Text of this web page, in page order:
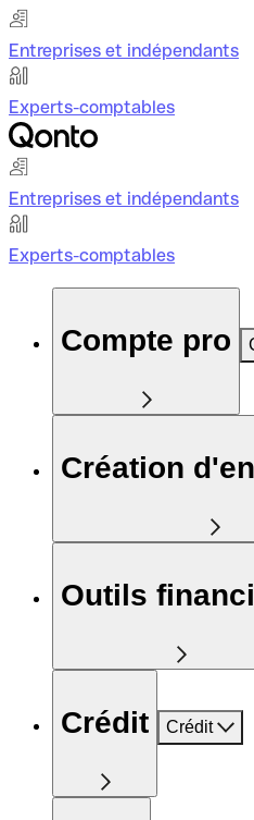
Entreprises et indépendants
Experts-comptables
Entreprises et indépendants
Experts-comptables
Compte pro
Création
Outils
Crédit Crédit